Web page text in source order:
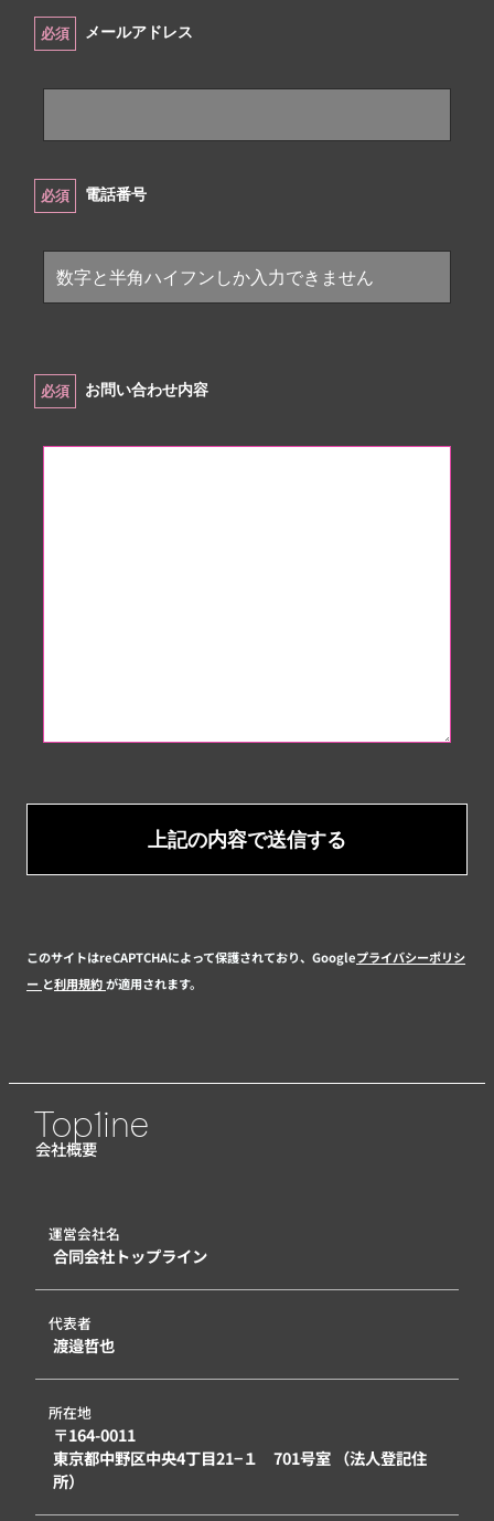
必須 メールアドレス
必須 電話番号
必須 お問い合わせ内容
このサイトはreCAPTCHAによって保護されており、Googleプライバシーポリシ
ー と利用規約が適用されます。
Top1ine
会社概要
運営会社名
合同会社トップライン
代表者
渡邉哲也
所在地
〒164-0011
東京都中野区中央4丁目21−１ 701号室 （法人登記住
所）